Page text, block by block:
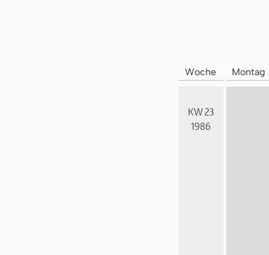
Woche Montag
KW 23
1986